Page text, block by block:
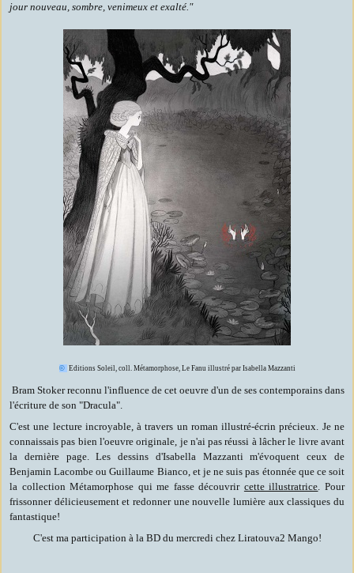
jour nouveau, sombre, venimeux et exalté."
© Editions Soleil, coll. Métamorphose, Le Fanu illustré par Isabella Mazzanti
Bram Stoker reconnu l'influence de cet oeuvre d'un de ses contemporains dans
l'écriture de son "Dracula".
C'est une lecture incroyable, à travers un roman illustré-écrin précieux. Je ne
connaissais pas bien l'oeuvre originale, je n'ai pas réussi à lâcher le livre avant
la dernière page. Les dessins d'Isabella Mazzanti m'évoquent ceux de
Benjamin Lacombe ou Guillaume Bianco, et je ne suis pas étonnée que ce soit
la collection Métamorphose qui me fasse découvrir cette illustratrice. Pour
frissonner délicieusement et redonner une nouvelle lumière aux classiques du
fantastique!
C'est ma participation à la BD du mercredi chez Liratouva2 Mango!